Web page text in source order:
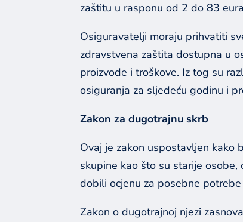
zaštitu u rasponu od 2 do 83
Osiguravatelji moraju prihvatiti
zdravstvena zaštita dostupna u
proizvode i troškove. Iz tog su
osiguranja za sljedeću godinu i
Zakon za dugotrajnu skrb
Ovaj je zakon uspostavljen kako
skupine kao što su starije
dobili ocjenu za posebne
Zakon o dugotrajnoj njezi